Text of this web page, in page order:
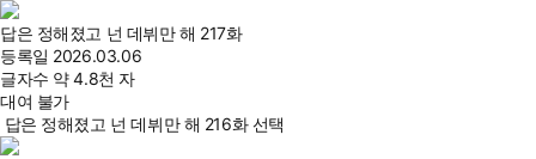
답은 정해졌고 넌 데뷔만 해 217화
등록일 2026.03.06
글자수 약 4.8천 자
대여 불가
답은 정해졌고 넌 데뷔만 해 216화 선택